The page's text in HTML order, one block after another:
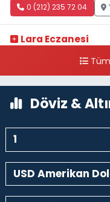
0 (212) 235 72 04
Lara Eczanesi
HASTANESİ KARŞISI
Döviz &